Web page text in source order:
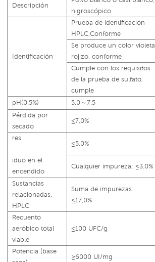
Descripción
higroscópico
Identificación
Prueba de identificación
HPLC,Conforme
Se produce un color violeta
rojizo, conforme
Cumple con los requisitos
de la prueba de sulfato,
cumple
pH(0,5%)
5.0～ 7.5
Pérdida por
secado
≤7,0%
res
iduo en el
encendido
≤5,0%
Cualquier impureza: ≤3.0%
Sustancias
relacionadas,
HPLC
Suma de impurezas:
≤17,0%
Recuento
aeróbico total
viable
≤100 UFC/g
Potencia (base
≥6000 UI/mg